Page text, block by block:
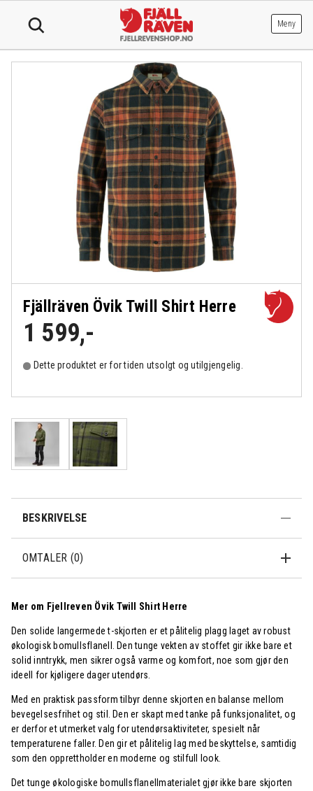
Meny
Fjällräven Övik Twill Shirt Herre
1 599,-
Dette produktet er for tiden utsolgt og utilgjengelig.
BESKRIVELSE
OMTALER (0)
Mer om Fjellreven Övik Twill Shirt Herre
Den solide langermede t-skjorten er et pålitelig plagg laget av robust
økologisk bomullsflanell. Den tunge vekten av stoffet gir ikke bare et
solid inntrykk, men sikrer også varme og komfort, noe som gjør den
ideell for kjøligere dager utendørs.
Med en praktisk passform tilbyr denne skjorten en balanse mellom
bevegelsesfrihet og stil. Den er skapt med tanke på funksjonalitet, og
er derfor et utmerket valg for utendørsaktiviteter, spesielt når
temperaturene faller. Den gir et pålitelig lag med beskyttelse, samtidig
som den opprettholder en moderne og stilfull look.
Det tunge økologiske bomullsflanellmaterialet gjør ikke bare skjorten